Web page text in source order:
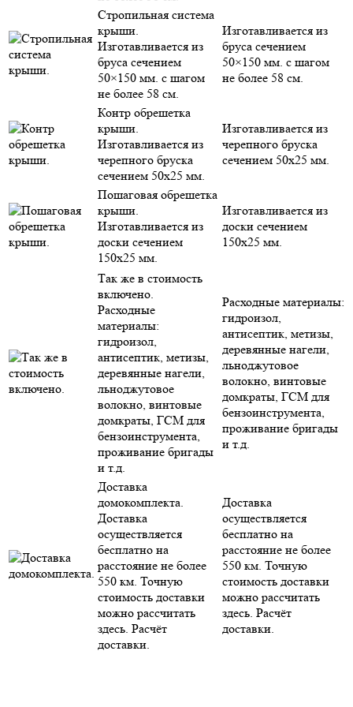
Стропильная система
крыши.
Изготавливается из
бруса сечением
50×150 мм. с шагом
не более 58 см.
Изготавливается из
бруса сечением
50×150 мм. с шагом
не более 58 см.
Контр обрешетка
крыши.
Изготавливается из
черепного бруска
сечением 50х25 мм.
Изготавливается из
черепного бруска
сечением 50х25 мм.
Пошаговая обрешетка
крыши.
Изготавливается из
доски сечением
150х25 мм.
Изготавливается из
доски сечением
150х25 мм.
Так же в стоимость
включено.
Расходные
материалы:
гидроизол,
антисептик, метизы,
деревянные нагели,
льноджутовое
волокно, винтовые
домкраты, ГСМ для
бензоинструмента,
проживание бригады
и т.д.
Расходные материалы:
гидроизол,
антисептик, метизы,
деревянные нагели,
льноджутовое
волокно, винтовые
домкраты, ГСМ для
бензоинструмента,
проживание бригады
и т.д.
Доставка
домокомплекта.
Доставка
осуществляется
бесплатно на
расстояние не более
550 км. Точную
стоимость доставки
можно рассчитать
здесь. Расчёт
доставки.
Доставка
осуществляется
бесплатно на
расстояние не более
550 км. Точную
стоимость доставки
можно рассчитать
здесь. Расчёт
доставки.